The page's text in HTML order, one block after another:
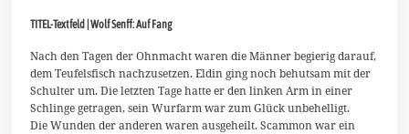
o
e
b
e
r
2
TITEL-Textfeld | Wolf Senff: Auf Fang
Nach den Tagen der Ohnmacht waren die Männer begierig darauf,
dem Teufelsfisch nachzusetzen. Eldin ging noch behutsam mit der
Schulter um. Die letzten Tage hatte er den linken Arm in einer
Schlinge getragen, sein Wurfarm war zum Glück unbehelligt.
Die Wunden der anderen waren ausgeheilt. Scammon war ein